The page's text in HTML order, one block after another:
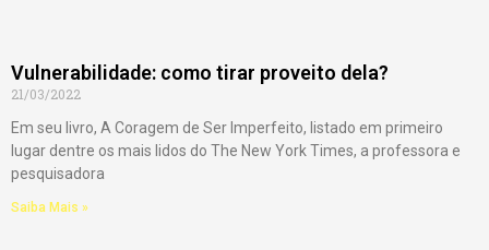
Vulnerabilidade: como tirar proveito dela?
21/03/2022
Em seu livro, A Coragem de Ser Imperfeito, listado em primeiro
lugar dentre os mais lidos do The New York Times, a professora e
pesquisadora
Saiba Mais »